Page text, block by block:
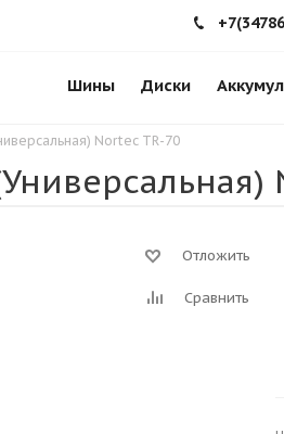
Шины Диски
Nortec TR-70
Отложить
Сравнить